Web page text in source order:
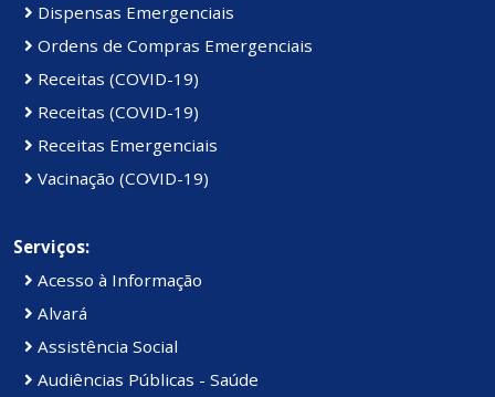
Dispensas Emergenciais
Ordens de Compras Emergenciais
Receitas (COVID-19)
Receitas (COVID-19)
Receitas Emergenciais
Vacinação (COVID-19)
Serviços:
Acesso à Informação
Alvará
Assistência Social
Audiências Públicas - Saúde